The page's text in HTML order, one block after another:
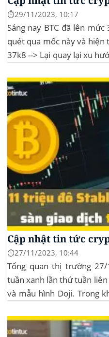
⏱️29/11/2023, 10:17
Sáng nay BTC đã lên
quét qua mốc này và hiện
37k8 --> Lại quay lại xu
một nửa Bitcoin làm...
Cập nhật tin tức
⏱️27/11/2023, 10:44
Tổng quan thị trường
tuần xanh lần thứ tuần
và mẫu hình Doji. Trong
triệu đô Stablecoin bị rút